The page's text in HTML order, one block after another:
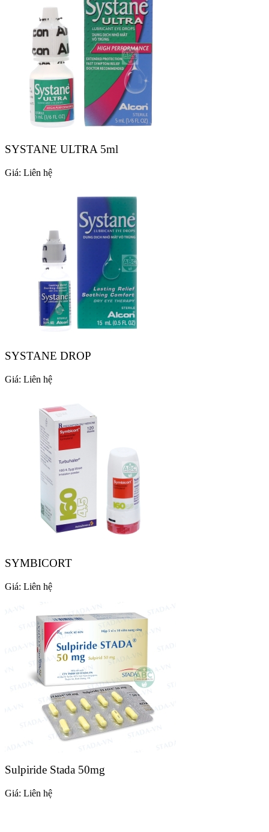
SYSTANE ULTRA 5ml
Giá: Liên hệ
SYSTANE DROP
Giá: Liên hệ
SYMBICORT
Giá: Liên hệ
Sulpiride Stada 50mg
Giá: Liên hệ